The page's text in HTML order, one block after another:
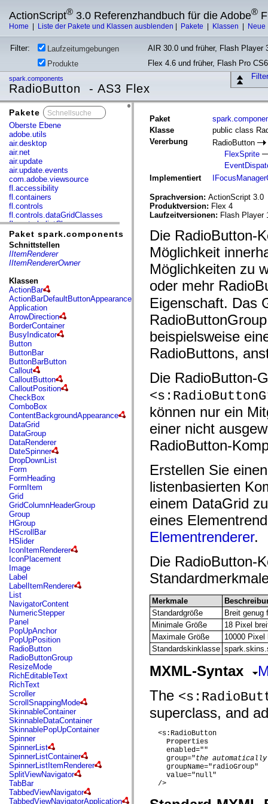
ActionScript® 3.0 Referenzhandbuch für die Adobe®
Home Liste der Pakete und Klassen ausblenden Pakete Klassen
Filter: Laufzeitumgebungen
AIR 30.0 und früher, Flash Player
Produkte
Flex 4.6 und früher, Flash Pro
spark.components
RadioButton - AS3 Flex
Pakete
Oberste Ebene
adobe.utils
air.desktop
air.net
air.update
air.update.events
com.adobe.viewsource
fl.accessibility
fl.containers
fl.controls
fl.controls.dataGridClasses
fl.controls.listClasses
fl.controls.progressBarClasses
fl.core
fl.data
fl.display
fl.ik
fl.lang
fl.livepreview
fl.managers
fl.motion
fl.motion.easing
fl.rsl
fl.text
fl.transitions
fl.transitions.easing
fl.video
flash.accessibility
flash.concurrent
flash.crypto
flash.data
flash.desktop
flash.display
flash.display3D
flash.display3D.textures
flash.errors
flash.events
flash.external
flash.filesystem
flash.filters
flash.geom
flash.globalization
flash.html
flash.media
flash.net
flash.net.dns
flash.net.drm
flash.notifications
flash.permissions
flash.printing
flash.profiler
flash.sampler
flash.security
flash.sensors
flash.system
flash.text
flash.text.engine
flash.text.ime
flash.ui
flash.utils
flash.xml
flashx.textLayout
flashx.textLayout.compose
flashx.textLayout.container
flashx.textLayout.conversion
flashx.textLayout.edit
flashx.textLayout.elements
flashx.textLayout.events
flashx.textLayout.factory
flashx.textLayout.formats
flashx.textLayout.operations
flashx.textLayout.utils
flashx.undo
mx.accessibility
mx.automation
Paket spark.components
Schnittstellen
IItemRenderer
IItemRendererOwner
Klassen
ActionBar
ActionBarDefaultButtonAppearance
Application
ArrowDirection
BorderContainer
BusyIndicator
Button
ButtonBar
ButtonBarButton
Callout
CalloutButton
CalloutPosition
CheckBox
ComboBox
ContentBackgroundAppearance
DataGrid
DataGroup
DataRenderer
DateSpinner
DropDownList
Form
FormHeading
FormItem
Grid
GridColumnHeaderGroup
Group
HGroup
HScrollBar
HSlider
IconItemRenderer
IconPlacement
Image
Label
LabelItemRenderer
List
NavigatorContent
NumericStepper
Panel
PopUpAnchor
PopUpPosition
RadioButton
RadioButtonGroup
ResizeMode
RichEditableText
RichText
Scroller
ScrollSnappingMode
SkinnableContainer
SkinnableDataContainer
SkinnablePopUpContainer
Spinner
SpinnerList
SpinnerListContainer
SpinnerListItemRenderer
SplitViewNavigator
TabBar
TabbedViewNavigator
TabbedViewNavigatorApplication
Paket
Klasse
public class
Vererbung
RadioButton
FlexSprite
Implementiert
Sprachversion: ActionScript 3.0
Produktversion: Flex 4
Laufzeitversionen: Flash Player
Die RadioButton-
Möglichkeit
Möglichkeiten zu
oder mehr
Eigenschaft. Das
beispielsweise
RadioButtons,
Die RadioButton-
können nur ein
einer nicht
RadioButton-
Erstellen Sie
listenbasierten
einem DataGrid
eines
Elementrenderer.
Die RadioButton-
Merkmale
Standardgröße
Breit genug
Minimale Größe
18 Pixel
Maximale Größe
10000 Pixel
Standardskinklasse
MXML-Syntax
The
superclass, and
  <s:RadioButton
Properties
    enabled=""
    group="
the automatically
    groupName="radioGroup"
    value="null"
  />